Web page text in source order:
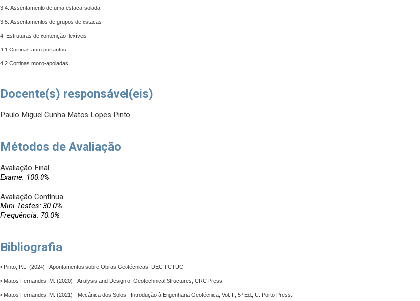
3.4. Assentamento de uma estaca isolada
3.5. Assentamentos de grupos de estacas
4. Estruturas de contenção flexíveis
4.1 Cortinas auto-portantes
4.2 Cortinas mono-apoiadas
Docente(s) responsável(eis)
Paulo Miguel Cunha Matos Lopes Pinto
Métodos de Avaliação
Avaliação Final
Exame: 100.0%
Avaliação Contínua
Mini Testes: 30.0%
Frequência: 70.0%
Bibliografia
• Pinto, P.L. (2024) - Apontamentos sobre Obras Geotécnicas, DEC-FCTUC.
• Matos Fernandes, M. (2020) - Analysis and Design of Geotechnical Structures, CRC Press.
• Matos Fernandes, M. (2021) - Mecânica dos Solos - Introdução à Engenharia Geotécnica, Vol. II, 5ª Ed., U. Porto Press.